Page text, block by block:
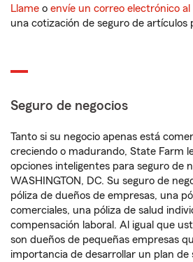
Llame o envíe un correo electrónico al
una cotización de seguro de artículos
Seguro de negocios
Tanto si su negocio apenas está
creciendo o madurando, State Farm
opciones inteligentes para seguro de
WASHINGTON, DC. Su seguro de
póliza de dueños de empresas, una
comerciales, una póliza de salud
compensación laboral. Al igual que
son dueños de pequeñas empresas
importancia de desarrollar un plan de